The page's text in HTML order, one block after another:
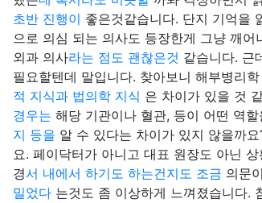
초반 진행이 좋은것같습니다. 단지 기억을
으로 의심 되는 의사도 등장한게 그냥 깨어
외과 의사라는 점도 괜찮은것 같습니다. 근
필요할텐데 말입니다. 찾아보니 해부병리학
적 지식과 법의학 지식 은 차이가 있을 것
경우는 해당 기관이나 혈관, 등이 어떤 역
지 등을 알 수 있다는 차이가 있지 않을까
요. 페이닥터가 아니고 대표 원장도 아닌 상
경서 내에서 하기도 하는건지도 조금 의문
밀었다 는것도 좀 이상하게 느껴졌습니다.